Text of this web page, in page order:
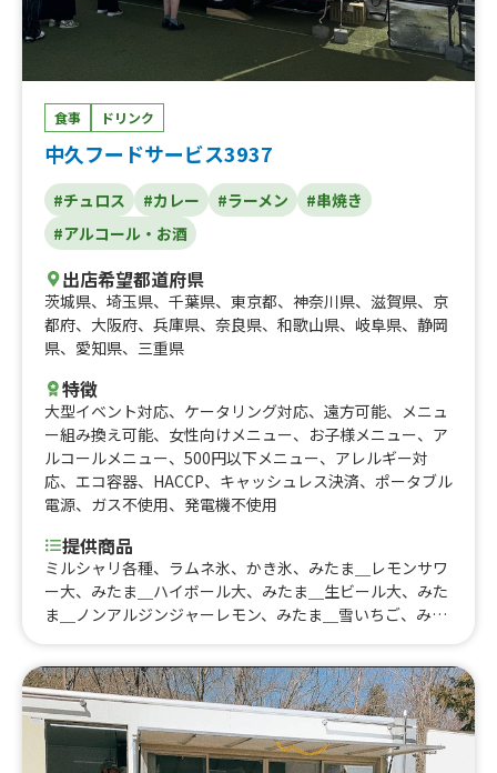
食事 ドリンク
中久フードサービス3937
#チュロス #カレー #ラーメン
#串焼き
#アルコール・お酒
出店希望都道府県
茨城県、 埼玉県、 千葉県、 東京都、 神奈川県、 滋賀県、 京
都府、 大阪府、 兵庫県、 奈良県、 和歌山県、 岐阜県、 静岡
県、 愛知県、 三重県
特徴
大型イベント対応、 ケータリング対応、 遠方可能、 メニュ
ー組み換え可能、 女性向けメニュー、 お子様メニュー、 ア
ルコールメニュー、 500円以下メニュー、 アレルギー対
応、 エコ容器、 HACCP、 キャッシュレス決済、 ポータブル
電源、 ガス不使用、 発電機不使用
提供商品
ミルシャリ各種、ラムネ氷、かき氷、みたま＿レモンサワ
ー大、みたま＿ハイボール大、みたま＿生ビール大、みた
ま＿ノンアルジンジャーレモン、みたま＿雪いちご、みた
たま＿オリーブフランク、みたま＿バジルフランク、みた
ま＿ベルジャンフリッツ、豚角煮丼、冷やし鶏白湯ラーメ
ン、帯広豚丼、北海道ザンギ、北海道ポテト、北海道ザン
ギのタルタルチキン南蛮丼、ベルジャンフリッツ、ワイル
ドフランク(バジル・スパイシー・BBQ・オリーブ)、ロン